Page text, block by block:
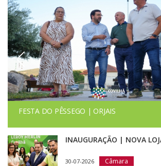
FESTA DO PÊSSEGO | ORJAIS
INAUGURAÇÃO | NOVA
30-07-2026 Câmara